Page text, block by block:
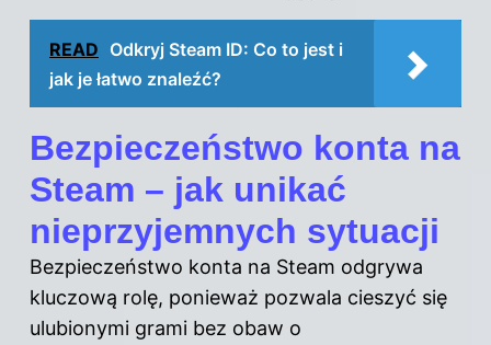
READ Odkryj Steam ID: Co to jest i
jak je łatwo znaleźć?
Bezpieczeństwo konta na
Steam – jak unikać
nieprzyjemnych sytuacji
Bezpieczeństwo konta na Steam odgrywa
kluczową rolę, ponieważ pozwala cieszyć się
ulubionymi grami bez obaw o